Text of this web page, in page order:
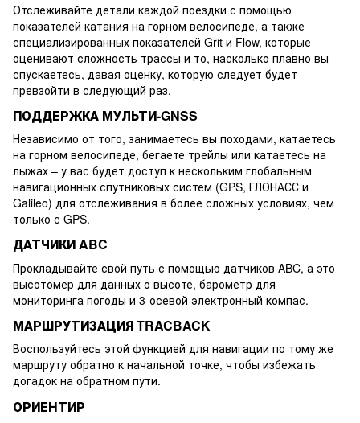
Отслеживайте детали каждой поездки с помощью
показателей катания на горном велосипеде, а также
специализированных показателей Grit и Flow, которые
оценивают сложность трассы и то, насколько плавно вы
спускаетесь, давая оценку, которую следует будет
превзойти в следующий раз.
ПОДДЕРЖКА МУЛЬТИ-GNSS
Независимо от того, занимаетесь вы походами, катаетесь
на горном велосипеде, бегаете трейлы или катаетесь на
лыжах – у вас будет доступ к нескольким глобальным
навигационных спутниковых систем (GPS, ГЛОНАСС и
Galileo) для отслеживания в более сложных условиях, чем
только с GPS.
ДАТЧИКИ ABC
Прокладывайте свой путь с помощью датчиков ABC, а это
высотомер для данных о высоте, барометр для
мониторинга погоды и 3-осевой электронный компас.
МАРШРУТИЗАЦИЯ TRACBACK
Воспользуйтесь этой функцией для навигации по тому же
маршруту обратно к начальной точке, чтобы избежать
догадок на обратном пути.
ОРИЕНТИР